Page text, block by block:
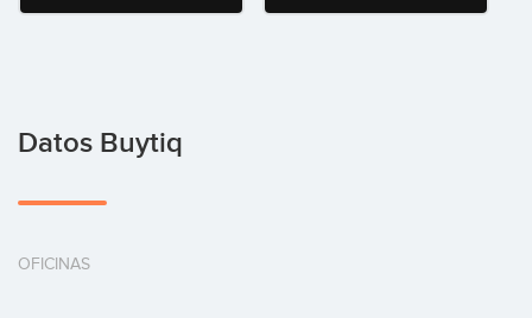
Datos Buytiq
OFICINAS